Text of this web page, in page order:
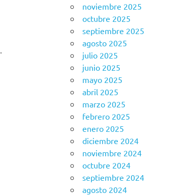
noviembre 2025
octubre 2025
septiembre 2025
agosto 2025
julio 2025
junio 2025
mayo 2025
abril 2025
marzo 2025
febrero 2025
enero 2025
diciembre 2024
noviembre 2024
octubre 2024
septiembre 2024
agosto 2024